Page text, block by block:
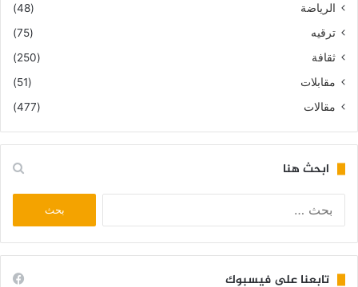
الرياضة
(48)
ترقيه
(75)
ثقافة
(250)
مقابلات
(51)
مقالات
(477)
ابحث هنا
تابعنا على فيسبوك